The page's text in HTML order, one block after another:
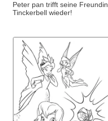
Peter pan trifft seine Freundin
Tinckerbell wieder!